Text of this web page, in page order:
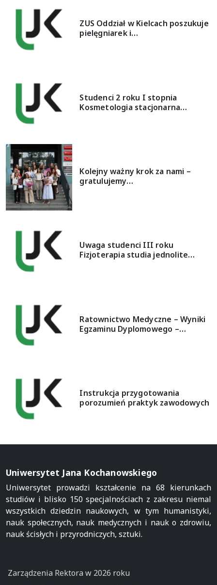
ZUS Oddział w Kielcach poszukuje
pielęgniarek i…
Studenci 2 roku I stopnia
Kosmetologia stacjonarna…
Kolejny ważny krok za nami –
gratulujemy…
Uwaga studenci III roku
Fizjoterapia studia jednolite…
Ratownictwo Medyczne – Wyniki
Egzaminu Dyplomowego –…
Instrukcja przygotowania
porozumień praktyk zawodowych
Uniwersytet Jana Kochanowskiego
Uniwersytet prowadzi kształcenie na 68 kierunkach
studiów i blisko 150 specjalnościach z zakresu niemal
wszystkich dziedzin naukowych, w tym humanistyki,
nauk społecznych, nauk medycznych i nauk o zdrowiu,
nauk ścisłych i przyrodniczych, sztuki.
Zarządzenia Rektora w 2026 roku